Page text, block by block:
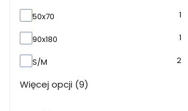
50x70 1
90x180 1
S/M 2
Więcej opcji (9)